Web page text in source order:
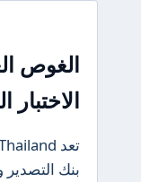
الغوص
الاختبار
بنك التصدير